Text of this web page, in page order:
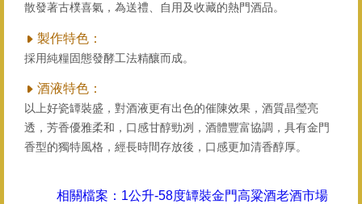
散發著古樸喜氣，為送禮、自用及收藏的熱門酒品。
製作特色：
採用純糧固態發酵工法精釀而成。
酒液特色：
以上好瓷罈裝盛，對酒液更有出色的催陳效果，酒質晶瑩亮
透，芳香優雅柔和，口感甘醇勁冽，酒體豐富協調，具有金門
香型的獨特風格，經長時間存放後，口感更加清香醇厚。
相關檔案： 1公升-58度罈裝金門高粱酒老酒市場